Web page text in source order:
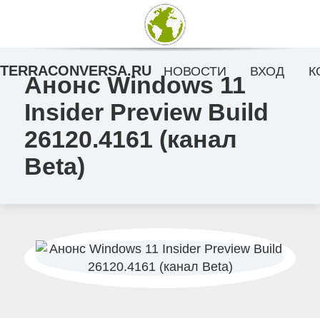
Анонс Windows 11
Insider Preview Build
26120.4161 (канал
Beta)
TERRACONVERSA.RU НОВОСТИ ВХОД